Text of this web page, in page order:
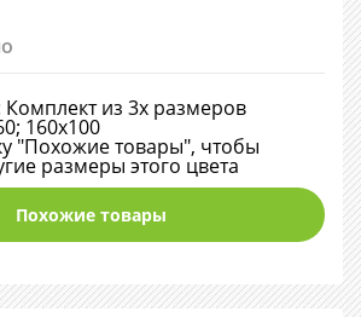
из 3х размеров
160х100
"Похожие товары", чтобы
размеры этого цвета
Похожие товары